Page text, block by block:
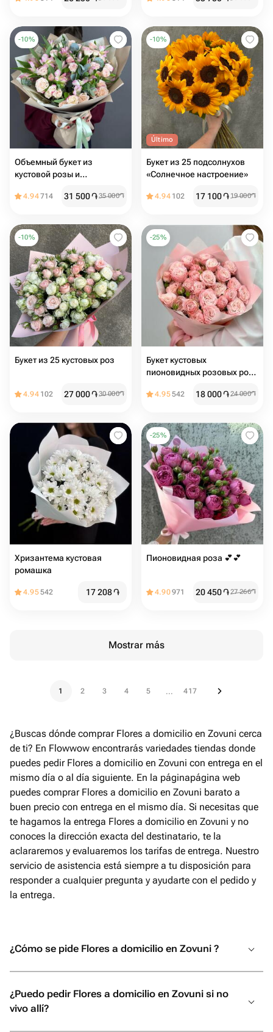
-10%
Объемный букет из
кустовой розы и
4.94714 31 500֏35 000֏
-10%
Último
Букет из 25 подсолнухов
«Солнечное настроение»
4.94 102 17 100֏19 000֏
-10%
Букет из 25 кустовых роз
4.94 102 27 000֏30 000֏
-25%
Букет кустовых
пионовидных розовых роз
4.95542 18 000֏24 000֏
Хризантема кустовая
ромашка
4.95542 17 208֏
-25%
Пионовидная роза 💕💕
4.90971 20 450֏27 266֏
Mostrar más
1 2 3 4 5 ... 417
¿Buscas dónde comprar Flores a domicilio en Zovuni cerca
de ti? En Flowwow encontrarás variedades tiendas donde
puedes pedir Flores a domicilio en Zovuni con entrega en el
mismo día o al día siguiente. En la páginapágina web
puedes comprar Flores a domicilio en Zovuni barato a
buen precio con entrega en el mismo día. Si necesitas que
te hagamos la entrega Flores a domicilio en Zovuni y no
conoces la dirección exacta del destinatario, te la
aclararemos y evaluaremos los tarifas de entrega. Nuestro
servicio de asistencia está siempre a tu disposición para
responder a cualquier pregunta y ayudarte con el pedido y
la entrega.
¿Cómo se pide Flores a domicilio en Zovuni ?
¿Puedo pedir Flores a domicilio en Zovuni si no
vivo allí?